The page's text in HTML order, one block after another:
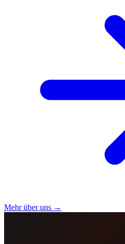
Mehr über uns →